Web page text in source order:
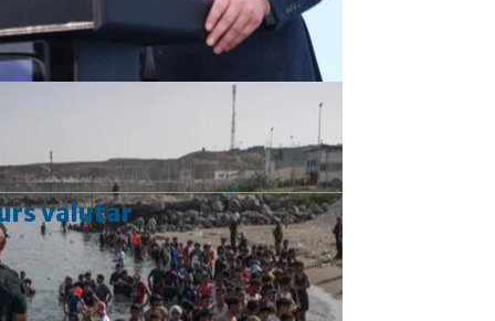
valutar
Curs valutar: 05 Aug 2026
EUR: 5,2489 RON
-0,0008 ▼